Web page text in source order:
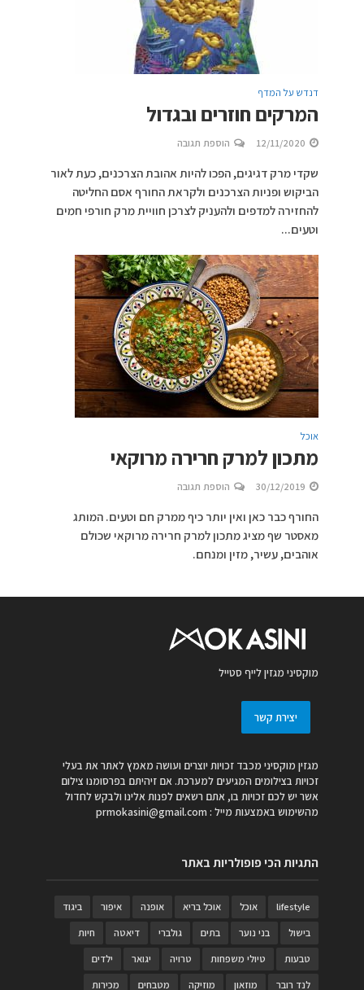
דנדש על המדף
המרקים חוזרים ובגדול
12/11/2020 הוספת תגובה
שקדי מרק דגיגים, הפכו להיות אהובת הצרכנים, כעת לאור
הביקוש ופניות הצרכנים ולקראת החורף אסם החליטה
להחזירה למדפים ולהעניק לצרכן חוויית מרק חורפי חמים
וטעים...
אוכל
מתכון למרק חרירה מרוקאי
30/12/2019 הוספת תגובה
החורף כבר כאן ואין יותר כיף ממרק חם וטעים. המותג
מאסטר שף מציג מתכון למרק חרירה מרוקאי שכולם
אוהבים, עשיר, מזין ומנחם.
מוקסיני מגזין לייף סטייל
יצירת קשר
מגזין מוקסיני מכבד זכויות יוצרים ועושה מאמץ לאתר את בעלי
זכויות בצילומים המגיעים למערכת. אם זיהיתם בפרסומנו צילום
אשר יש לכם זכויות בו, אתם רשאים לפנות אלינו ולבקש לחדול
מהשימוש באמצעות מייל : prmokasini@gmail.com
התגיות הכי פופולריות באתר
lifestyle אוכל אוכל בריא אופנה איפור
ביגוד
בישול
בני נוער בתים גולברי דיאטה
חיות
טבעות
טיולי משפחות טרויה יגואר
ילדים
לנד רובר
מוזאון מוזיקה מטבחים מכירות